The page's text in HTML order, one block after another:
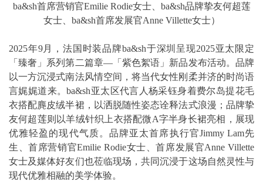
ba&sh首席营销官Emilie Rodie女士、ba&sh品牌挚友何超莲
女士、ba&sh首席发展官Anne Villette女士）
2025年9月，法国时装品牌ba&sh于深圳呈现2025亚太限定
「臻奢」系列第二篇章—「紫色絮语」新品发布活动。品牌
以一方沉浸式南法风情空间，将当代女性刚柔并济的时尚语
言娓娓道来。ba&sh亚太区代言人杨采钰身着费尔岛提花毛
衣搭配麂皮绒半裙，以洒脱随性姿态诠释法式浪漫；品牌挚
友何超莲则以羊绒针织上衣搭配微A字半身长裙亮相，展现
优雅轻盈的现代气质。品牌亚太首席执行官Jimmy Lam先
生、首席营销官Emilie Rodie女士、首席发展官Anne Villette
女士及媒体好友们也莅临现场，共同沉浸于这场自然灵性与
现代优雅相融的美学体验。